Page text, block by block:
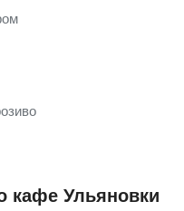
кафе Ульяновки